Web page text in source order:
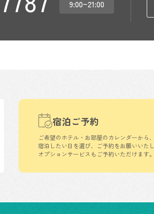
9:00~21:00
宿泊ご予約
ご希望のホテル・お部屋のカレンダーから、
宿泊したい日を選び、ご予約をお願いいたし
オプションサービスもご予約いただけます。